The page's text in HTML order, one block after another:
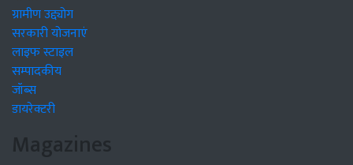
ग्रामीण उद्द्योग
सरकारी योजनाएं
लाइफ स्टाइल
सम्पादकीय
जॉब्स
डायरेक्टरी
Magazines